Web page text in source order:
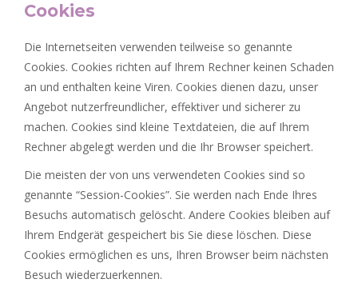
Cookies
Die Internetseiten verwenden teilweise so genannte
Cookies. Cookies richten auf Ihrem Rechner keinen Schaden
an und enthalten keine Viren. Cookies dienen dazu, unser
Angebot nutzerfreundlicher, effektiver und sicherer zu
machen. Cookies sind kleine Textdateien, die auf Ihrem
Rechner abgelegt werden und die Ihr Browser speichert.
Die meisten der von uns verwendeten Cookies sind so
genannte “Session-Cookies”. Sie werden nach Ende Ihres
Besuchs automatisch gelöscht. Andere Cookies bleiben auf
Ihrem Endgerät gespeichert bis Sie diese löschen. Diese
Cookies ermöglichen es uns, Ihren Browser beim nächsten
Besuch wiederzuerkennen.